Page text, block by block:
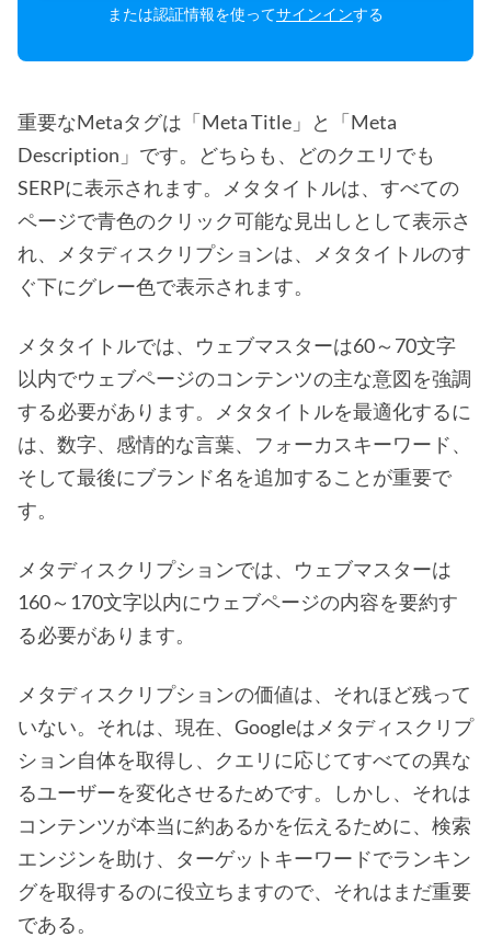
または認証情報を使ってサインインする
重要なMetaタグは「Meta Title」と「Meta
Description」です。どちらも、どのクエリでも
SERPに表示されます。メタタイトルは、すべての
ページで青色のクリック可能な見出しとして表示さ
れ、メタディスクリプションは、メタタイトルのす
ぐ下にグレー色で表示されます。
メタタイトルでは、ウェブマスターは60～70文字
以内でウェブページのコンテンツの主な意図を強調
する必要があります。メタタイトルを最適化するに
は、数字、感情的な言葉、フォーカスキーワード、
そして最後にブランド名を追加することが重要で
す。
メタディスクリプションでは、ウェブマスターは
160～170文字以内にウェブページの内容を要約す
る必要があります。
メタディスクリプションの価値は、それほど残って
いない。それは、現在、Googleはメタディスクリプ
ション自体を取得し、クエリに応じてすべての異な
るユーザーを変化させるためです。しかし、それは
コンテンツが本当に約あるかを伝えるために、検索
エンジンを助け、ターゲットキーワードでランキン
グを取得するのに役立ちますので、それはまだ重要
である。